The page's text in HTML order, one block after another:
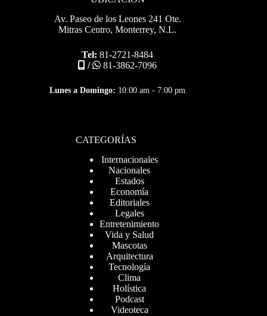
Av. Paseo de los Leones 241 Ote.
Mitras Centro, Monterrey, N.L.
Tel: 81-2721-8484
/
81-3862-7096
Lunes a Domingo: 10:00 am - 7:00 pm
CATEGORÍAS
Internacionales
Nacionales
Estados
Economía
Editoriales
Legales
Entretenimiento
Vida y Salud
Mascotas
Arquitectura
Tecnología
Clima
Holística
Podcast
Videoteca